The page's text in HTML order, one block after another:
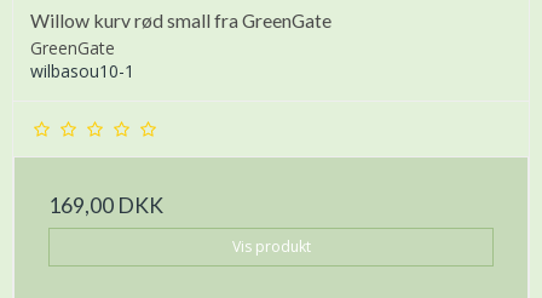
Willow kurv rød small fra GreenGate
GreenGate
wilbasou10-1
169,00 DKK
Vis produkt